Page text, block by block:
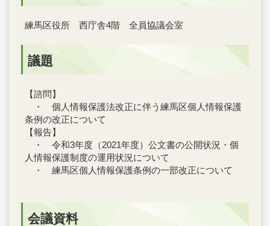
練馬区役所 西庁舎4階 全員協議会室
議題
【諮問】
・ 個人情報保護法改正に伴う練馬区個人情報保護
条例の改正について
【報告】
・ 令和3年度（2021年度）公文書の公開状況・個
人情報保護制度の運用状況について
・ 練馬区個人情報保護条例の一部改正について
会議資料